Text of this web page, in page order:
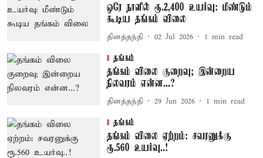
ஒரே நாளில் ரூ.2,400 உயர்வு: மீண்டும்
கூடிய தங்கம் விலை
தினத்தந்தி 02 Jul 2026 1 min read
தங்கம்
தங்கம் விலை குறைவு; இன்றைய
நிலவரம் என்ன...?
தினத்தந்தி 29 Jun 2026 1 min read
தங்கம்
தங்கம் விலை ஏற்றம்: சவரனுக்கு
ரூ.560 உயர்வு..!